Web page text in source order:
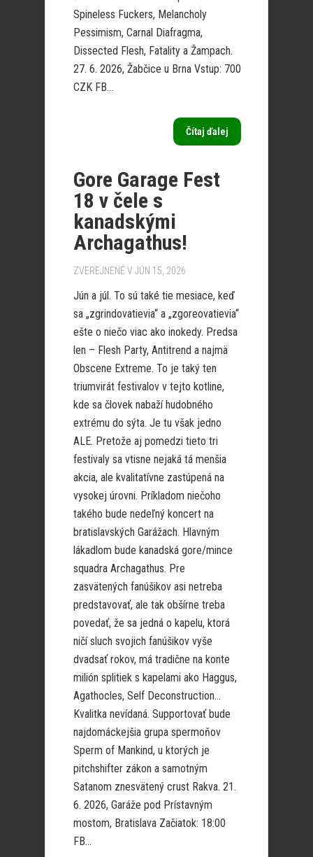
Spineless Fuckers, Melancholy
Pessimism, Carnal Diafragma,
Dissected Flesh, Fatality a Žampach.
27. 6. 2026, Žabčice u Brna Vstup: 700
CZK FB...
Čítaj ďalej
Gore Garage Fest
18 v čele s
kanadskými
Archagathus!
ZVEREJNENÉ V JÚN 15, 2026
Jún a júl. To sú také tie mesiace, keď
sa „zgrindovatievia“ a „zgoreovatievia“
ešte o niečo viac ako inokedy. Predsa
len – Flesh Party, Antitrend a najmä
Obscene Extreme. To je taký ten
triumvirát festivalov v tejto kotline,
kde sa človek nabaží hudobného
extrému do sýta. Je tu však jedno
ALE. Pretože aj pomedzi tieto tri
festivaly sa vtisne nejaká tá menšia
akcia, ale kvalitatívne zastúpená na
vysokej úrovni. Príkladom niečoho
takého bude nedeľný koncert na
bratislavských Garážach. Hlavným
lákadlom bude kanadská gore/mince
squadra Archagathus. Pre
zasvätených fanúšikov asi netreba
predstavovať, ale tak obšírne treba
povedať, že sa jedná o kapelu, ktorá
ničí sluch svojich fanúšikov vyše
dvadsať rokov, má tradične na konte
milión splitiek s kapelami ako Haggus,
Agathocles, Self Deconstruction…
Kvalitka nevídaná. Supportovať bude
najdomáckejšia grupa spermoňov
Sperm of Mankind, u ktorých je
pitchshifter zákon a samotným
Satanom znesvätený crust Rakva. 21.
6. 2026, Garáže pod Prístavným
mostom, Bratislava Začiatok: 18:00
FB...